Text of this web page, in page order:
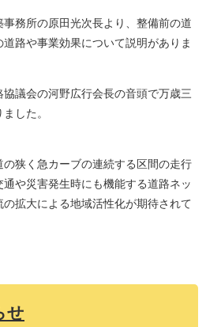
務所の原田光次長より、整備前の道
路や事業効果について説明がありま
議会の河野広行会長の音頭で万歳三
した。
狭く急カーブの連続する区間の走行
や災害発生時にも機能する道路ネッ
の拡大による地域活性化が期待されて
せ